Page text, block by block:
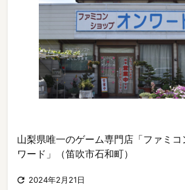
山梨県唯一のゲーム専門店「ファミ
ワード」（笛吹市石和町）
 2024年2月21日